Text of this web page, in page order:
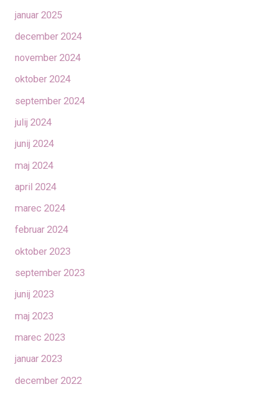
januar 2025
december 2024
november 2024
oktober 2024
september 2024
julij 2024
junij 2024
maj 2024
april 2024
marec 2024
februar 2024
oktober 2023
september 2023
junij 2023
maj 2023
marec 2023
januar 2023
december 2022